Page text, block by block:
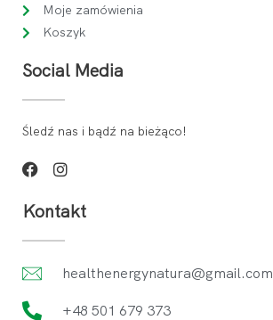
Moje zamówienia
Koszyk
Social Media
Śledź nas i bądź na bieżąco!
Kontakt
healthenergynatura@gmail.com
+48 501 679 373